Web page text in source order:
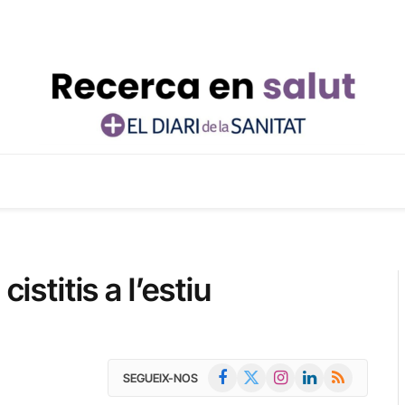
a l’estiu
SEGUEIX-NOS Facebook InstagramLinkedIn
RSS